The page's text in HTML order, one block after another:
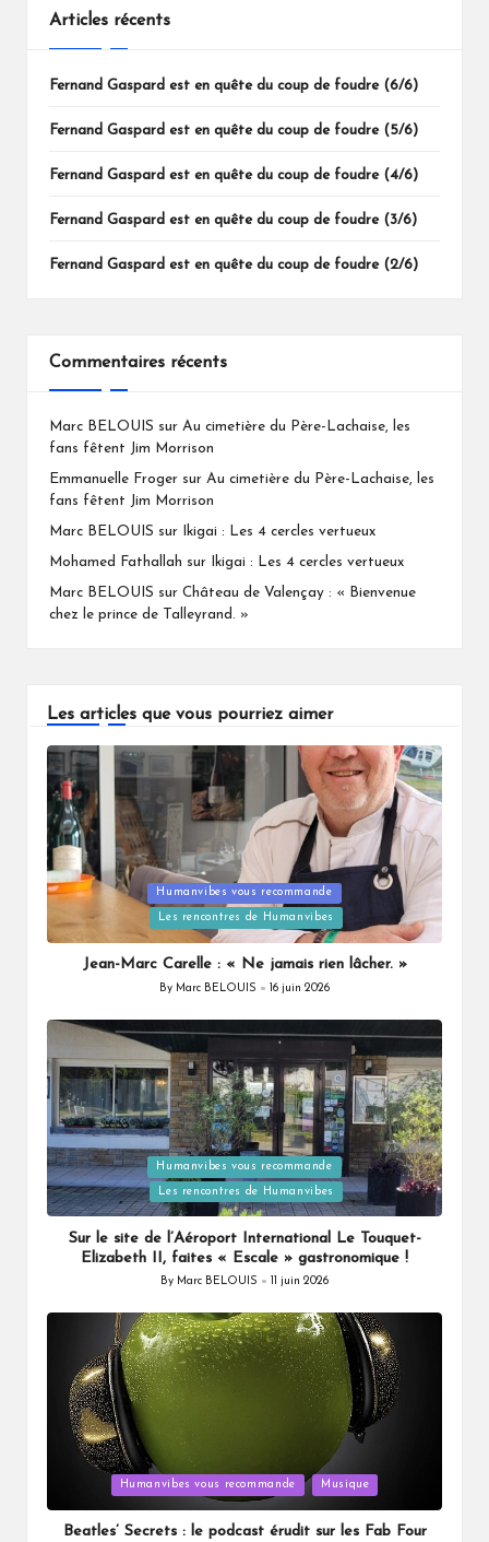
Articles récents
Fernand Gaspard est en quête du coup de foudre (6/6)
Fernand Gaspard est en quête du coup de foudre (5/6)
Fernand Gaspard est en quête du coup de foudre (4/6)
Fernand Gaspard est en quête du coup de foudre (3/6)
Fernand Gaspard est en quête du coup de foudre (2/6)
Commentaires récents
Marc BELOUIS sur Au cimetière du Père-Lachaise, les
fans fêtent Jim Morrison
Emmanuelle Froger sur Au cimetière du Père-Lachaise, les
fans fêtent Jim Morrison
Marc BELOUIS sur Ikigai : Les 4 cercles vertueux
Mohamed Fathallah sur Ikigai : Les 4 cercles vertueux
Marc BELOUIS sur Château de Valençay : « Bienvenue
chez le prince de Talleyrand. »
Les articles que vous pourriez aimer
Posted
in
Humanvibes vous recommande
Les rencontres de Humanvibes
Jean-Marc Carelle : « Ne jamais rien lâcher. »
Posted
By Marc BELOUIS 16 juin 2026
Posted
in
Humanvibes vous recommande
Les rencontres de Humanvibes
Sur le site de l’Aéroport International Le Touquet-
Elizabeth II, faites « Escale » gastronomique !
Posted
By Marc BELOUIS 11 juin 2026
in
Humanvibes vous recommande Musique
Beatles’ Secrets : le podcast érudit sur les Fab Four